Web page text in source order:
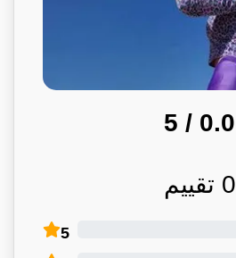
0.0
/ 5
0 تقييم
5